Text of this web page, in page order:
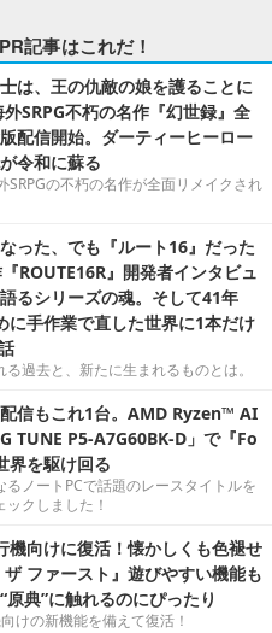
記事はこれだ！
は、王の仇敵の娘を護ることに
SRPG不朽の名作『幻世録』全
配信開始。ダーティーヒーロー
令和に蘇る
SRPGの不朽の名作が全面リメイクされ
った、でも『ルート16』だった
ROUTE16R』開発者インタビュ
るシリーズの魂。そして41年
に手作業で直した世界に1本だけ
過去と、新たに生まれるものとは。
信もこれ1台。AMD Ryzen™ AI
TUNE P5-A7G60BK-D」で『Fo
を駆け回る
ノートPCで話題のレースタイトルを
クしました！
機向けに復活！懐かしくも色褪せ
ファースト』遊びやすい機能も
典”に触れるのにぴったり
けの新機能を備えて復活！